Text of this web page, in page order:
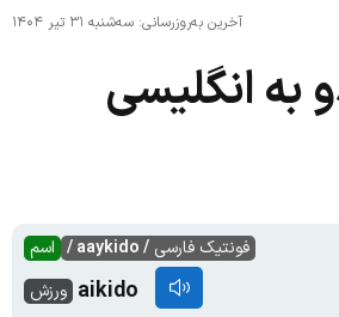
آخرین به‌روزرسانی: سه‌شنبه ۳۱ تیر ۱۴۰۴
به انگلیسی
اسم فونتیک فارسی / aaykido /
ورزش aikido